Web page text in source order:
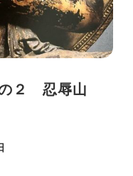
２ 忍辱山